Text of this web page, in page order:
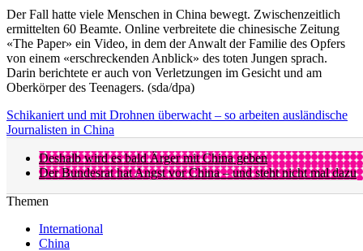
Der Fall hatte viele Menschen in China bewegt. Zwischenzeitlich
ermittelten 60 Beamte. Online verbreitete die chinesische Zeitung
«The Paper» ein Video, in dem der Anwalt der Familie des Opfers
von einem «erschreckenden Anblick» des toten Jungen sprach.
Darin berichtete er auch von Verletzungen im Gesicht und am
Oberkörper des Teenagers. (sda/dpa)
Schikaniert und mit Drohnen überwacht – so arbeiten ausländische
Journalisten in China
Deshalb wird es bald Ärger mit China geben
Der Bundesrat hat Angst vor China – und steht nicht mal dazu
Themen
International
China